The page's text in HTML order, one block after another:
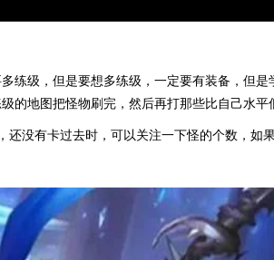
练级，但是要想多练级，一定要有装备，但是
的地图把怪物刷完，然后再打那些比自己水平
没有卡过去时，可以关注一下怪的个数，如